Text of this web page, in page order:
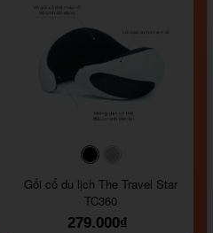
#000000
Gối cổ du lịch The Travel Star
TC360
279.000₫